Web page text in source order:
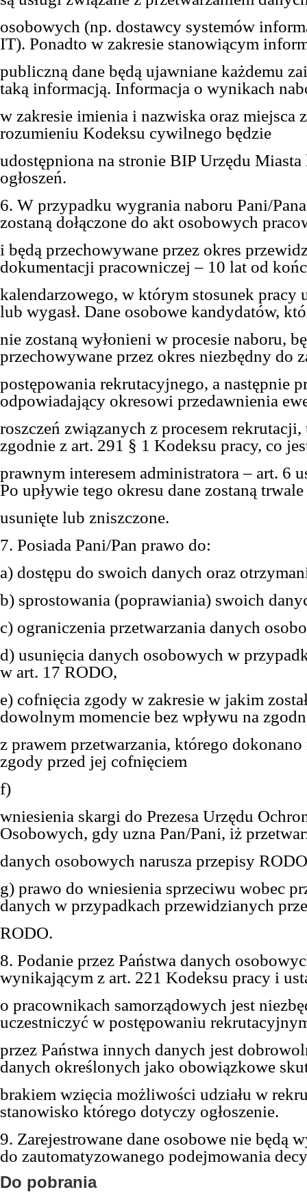
osobowych (np. dostawcy systemów
IT). Ponadto w zakresie stanowiącym
publiczną dane będą ujawniane każdemu
taką informacją. Informacja o wynikach
w zakresie imienia i nazwiska oraz miejsca
rozumieniu Kodeksu cywilnego będzie
udostępniona na stronie BIP Urzędu
ogłoszeń.
6. W przypadku wygrania naboru Pani/
zostaną dołączone do akt osobowych
i będą przechowywane przez okres
dokumentacji pracowniczej – 10 lat od
kalendarzowego, w którym stosunek pracy
lub wygasł. Dane osobowe kandydatów,
nie zostaną wyłonieni w procesie naboru,
przechowywane przez okres niezbędny do
postępowania rekrutacyjnego, a następnie
odpowiadający okresowi przedawnienia
roszczeń związanych z procesem
zgodnie z art. 291 § 1 Kodeksu pracy, co
prawnym interesem administratora – art. 6
Po upływie tego okresu dane zostaną trwale
usunięte lub zniszczone.
7. Posiada Pani/Pan prawo do:
a) dostępu do swoich danych oraz
b) sprostowania (poprawiania) swoich
c) ograniczenia przetwarzania danych
d) usunięcia danych osobowych w
w art. 17 RODO,
e) cofnięcia zgody w zakresie w jakim
dowolnym momencie bez wpływu na
z prawem przetwarzania, którego
zgody przed jej cofnięciem
f)
wniesienia skargi do Prezesa Urzędu
Osobowych, gdy uzna Pan/Pani, iż
danych osobowych narusza przepisy
g) prawo do wniesienia sprzeciwu wobec
danych w przypadkach przewidzianych
RODO.
8. Podanie przez Państwa danych
wynikającym z art. 221 Kodeksu pracy i
o pracownikach samorządowych jest
uczestniczyć w postępowaniu
przez Państwa innych danych jest
danych określonych jako obowiązkowe
brakiem wzięcia możliwości udziału w
stanowisko którego dotyczy ogłoszenie.
9. Zarejestrowane dane osobowe nie będą
do zautomatyzowanego podejmowania
Do pobrania